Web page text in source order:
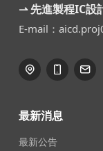
⇀ 先進製程IC設
E-mail：
最新消息
最新公告